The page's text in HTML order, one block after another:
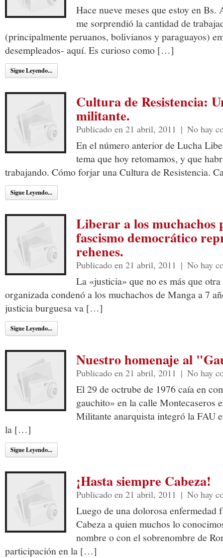
Hace nueve meses que estoy en Bs.
me sorprendió la cantidad de
(principalmente peruanos, bolivianos y paraguayos)
desempleados- aquí. Es curioso como […]
Sigue Leyendo...
Cultura de Resistencia:
militante.
Publicado en 21 abril, 2011 | No hay
En el número anterior de Lucha
tema que hoy retomamos, y que
trabajando. Cómo forjar una Cultura de Resistencia.
Sigue Leyendo...
Liberar a los muchachos
fascismo democrático
rehenes.
Publicado en 21 abril, 2011 | No hay
La «justicia» que no es más que
organizada condenó a los muchachos de Manga a 7
justicia burguesa va […]
Sigue Leyendo...
Nuestro homenaje al
Publicado en 21 abril, 2011 | No hay
El 29 de octrube de 1976 caía en
gauchito» en la calle Montecaseros
Militante anarquista integró la FAU
la […]
Sigue Leyendo...
¡Hasta siempre Cabeza!
Publicado en 21 abril, 2011 | No hay
Luego de una dolorosa enfermedad
Cabeza a quien muchos lo
nombre o con el sobrenombre de
participación en la […]